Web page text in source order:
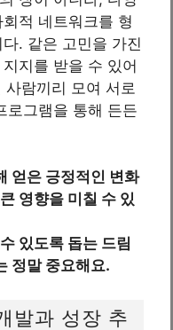
적 네트워크를 형
. 같은 고민을 가진
지를 받을 수 있어
람끼리 모여 서로
로그램을 통해 든든
얻은 긍정적인 변화
영향을 미칠 수 있
있도록 돕는 드림
정말 중요해요.
발과 성장 추